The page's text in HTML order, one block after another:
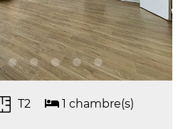
T2 1 chambre(s)